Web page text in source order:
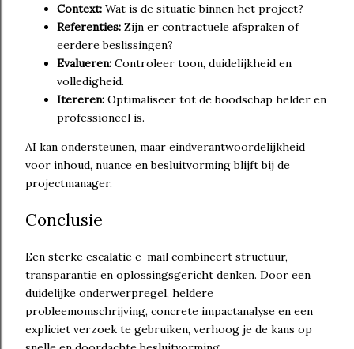
Context: Wat is de situatie binnen het project?
Referenties: Zijn er contractuele afspraken of
eerdere beslissingen?
Evalueren: Controleer toon, duidelijkheid en
volledigheid.
Itereren: Optimaliseer tot de boodschap helder en
professioneel is.
AI kan ondersteunen, maar eindverantwoordelijkheid
voor inhoud, nuance en besluitvorming blijft bij de
projectmanager.
Conclusie
Een sterke escalatie e-mail combineert structuur,
transparantie en oplossingsgericht denken. Door een
duidelijke onderwerpregel, heldere
probleemomschrijving, concrete impactanalyse en een
expliciet verzoek te gebruiken, verhoog je de kans op